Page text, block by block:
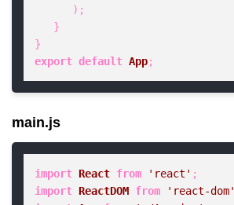
export default App;
main.js
import React from 'react'
import ReactDOM from 'react-dom'